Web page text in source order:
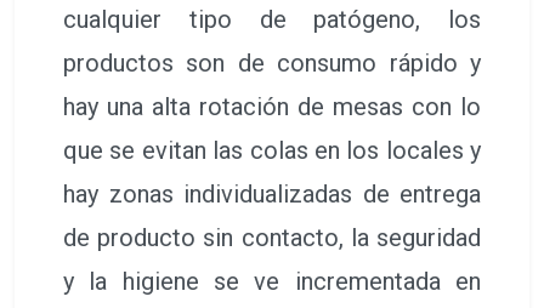
cualquier tipo de patógeno, los
productos son de consumo rápido y
hay una alta rotación de mesas con lo
que se evitan las colas en los locales y
hay zonas individualizadas de entrega
de producto sin contacto, la seguridad
y la higiene se ve incrementada en